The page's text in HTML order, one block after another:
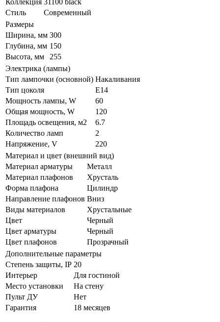
Стиль
Современный
Размеры
Ширина, мм 300
Глубина, мм 150
Высота, мм
255
Электрика (лампы)
Тип лампочки (основной) Накаливания
Тип цоколя
E14
Мощность лампы, W
60
Общая мощность, W
120
Площадь освещения, м2
6.7
Количество ламп
2
Напряжение, V
220
Материал и цвет (внешний вид)
Материал арматуры
Металл
Материал плафонов
Хрусталь
Форма плафона
Цилиндр
Направление плафонов Вниз
Виды материалов
Хрустальные
Цвет
Черный
Цвет арматуры
Черный
Цвет плафонов
Прозрачный
Дополнительные параметры
Степень защиты, IP 20
Интерьер
Для гостиной
Место установки
На стену
Пульт ДУ
Нет
Гарантия
18 месяцев